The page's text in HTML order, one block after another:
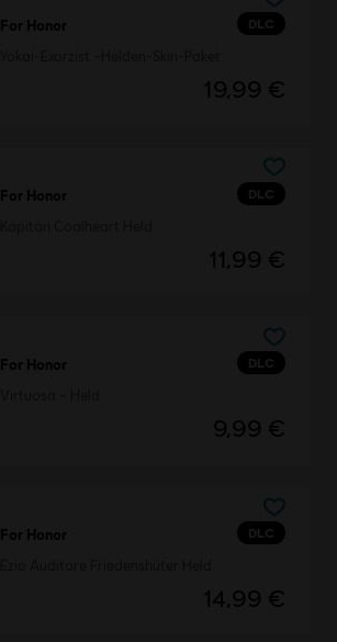
DLC
For Honor
19,99 €
DLC
For Honor
11,99 €
DLC
For Honor
9,99 €
DLC
For Honor
14,99 €